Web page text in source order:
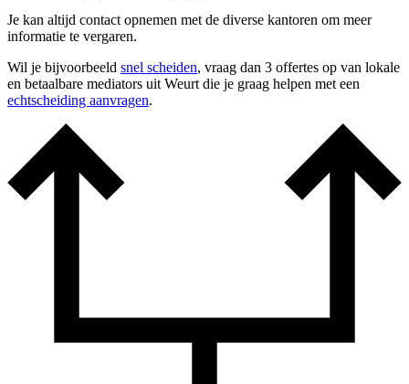
Je kan altijd contact opnemen met de diverse kantoren om meer
informatie te vergaren.
Wil je bijvoorbeeld snel scheiden, vraag dan 3 offertes op van lokale
en betaalbare mediators uit Weurt die je graag helpen met een
echtscheiding aanvragen.